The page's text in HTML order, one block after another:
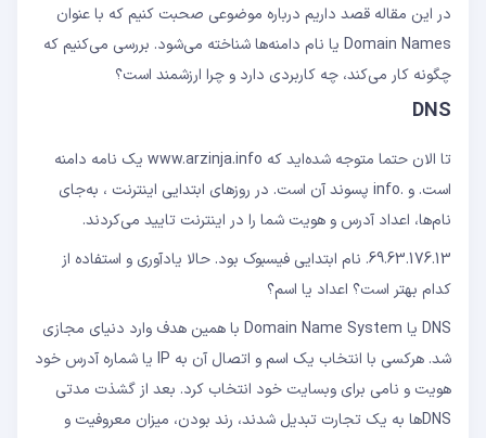
در این مقاله قصد داریم درباره موضوعی صحبت کنیم که با عنوان
Domain Names یا نام‌ دامنه‌ها شناخته می‌شود. بررسی می‌کنیم که
چگونه کار می‌کند، چه کاربردی دارد و چرا ارزشمند است؟
DNS
تا الان حتما متوجه شده‌اید که www.arzinja.info یک نامه دامنه
است. و .info پسوند آن است. در روزهای ابتدایی اینترنت ، به‌جای
نام‌ها، اعداد آدرس و هویت شما را در اینترنت تایید می‌کردند.
69.63.176.13. نام ابتدایی فیسبوک بود. حالا یادآوری و استفاده از
کدام بهتر است؟ اعداد یا اسم؟
DNS یا Domain Name System با همین هدف وارد دنیای مجازی
شد. هرکسی با انتخاب یک اسم و اتصال آن به IP یا شماره آدرس خود
هویت و نامی برای وبسایت خود انتخاب کرد. بعد از گشذت مدتی
DNSها به یک تجارت تبدیل شدند، رند بودن، میزان معروفیت و